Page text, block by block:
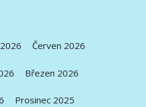
Červen 2026
Březen 2026
Prosinec 2025